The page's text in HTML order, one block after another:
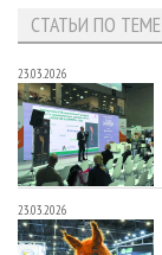
СТАТЬИ ПО ТЕМЕ
23.03.2026
23.03.2026